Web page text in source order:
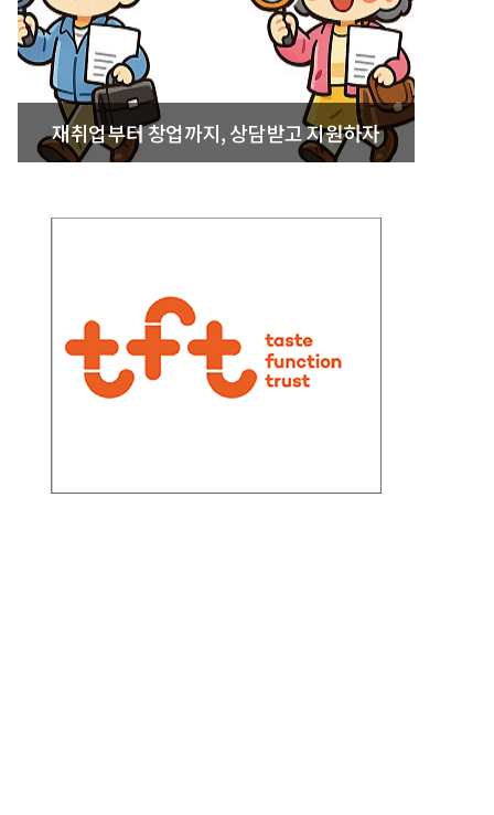
재취업부터 창업까지, 상담받고 지원하자